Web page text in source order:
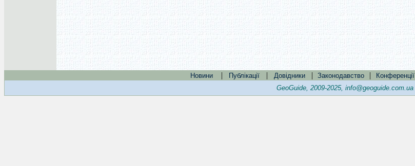
Новини | Публікації | Довідники | Законодавство | Конференції
GeoGuide, 2009-2025, info@geoguide.com.ua